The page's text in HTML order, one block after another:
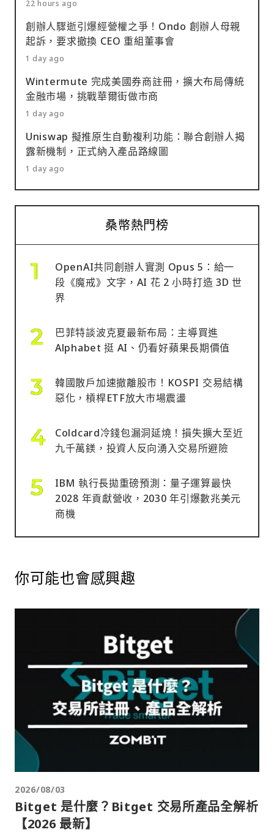
22 hours ago
創辦人驟逝引爆經營權之爭！Ondo 創辦人母親
起訴，要求撤換 CEO 重組董事會
1 day ago
Wintermute 完成美國券商註冊，擴大布局傳統
金融市場，挑戰華爾街做市商
1 day ago
Uniswap 擬推原生自動複利功能：聯合創辦人揭
露新機制，正式納入產品路線圖
1 day ago
桑幣熱門榜
OpenAI共同創辦人實測 Opus 5：給一
段《魔戒》文字，AI 花 2 小時打造 3D 世
界
巴菲特談波克夏最新布局：主導買進
Alphabet 挺 AI、仍看好蘋果長期價值
韓國散戶加速撤離股市！KOSPI 交易結構
惡化，槓桿ETF放大市場震盪
Coldcard冷錢包漏洞延燒！損失擴大至近
九千萬鎂，投資人反向湧入交易所避險
IBM 執行長拋重磅預測：量子運算最快
2028 年貢獻營收，2030 年引爆數兆美元
商機
你可能也會感興趣
2026/08/03
Bitget 是什麼？Bitget 交易所產品全解析
【2026 最新】